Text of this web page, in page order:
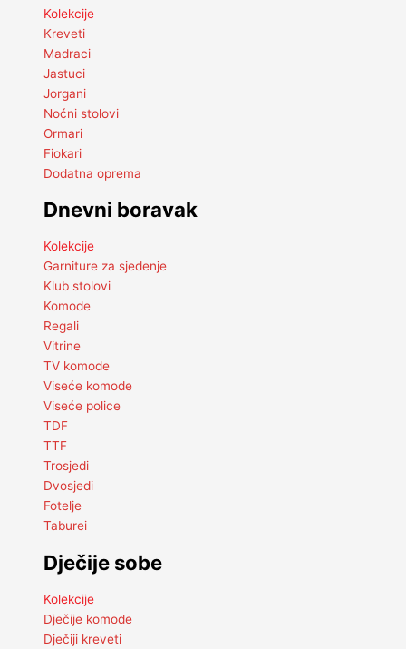
Kolekcije
Kreveti
Madraci
Jastuci
Jorgani
Noćni stolovi
Ormari
Fiokari
Dodatna oprema
Dnevni boravak
Kolekcije
Garniture za sjedenje
Klub stolovi
Komode
Regali
Vitrine
TV komode
Viseće komode
Viseće police
TDF
TTF
Trosjedi
Dvosjedi
Fotelje
Taburei
Dječije sobe
Kolekcije
Dječije komode
Dječiji kreveti